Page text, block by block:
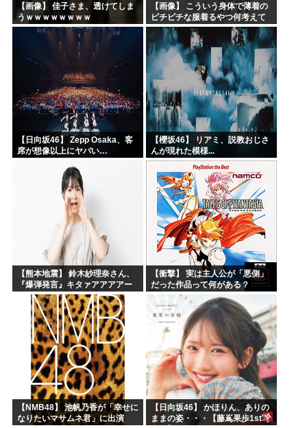
【画像】 佳子さま、透けてしま
うｗｗｗｗｗｗｗｗ
【画像】 こういう身体で薄着の
ピチピチな服着るやつ何考えて
るんだよ
【日向坂46】 Zepp Osaka、客
席が想像以上にヤバい…
【櫻坂46】 リアミ、説教おじさ
んが現れた模様...
【熊本地震】 鈴木紗理奈さん、
『爆弾発言』キタァアアアアー
ーーーーー！！
【衝撃】 実は主人公が「悪側」
だった作品って何がある？
【NMB48】 池帆乃香が「幸せに
なりたいマサムネ君」に出演
【日向坂46】 かほりん、ありの
ままの姿・・・【藤嶌果歩1st写